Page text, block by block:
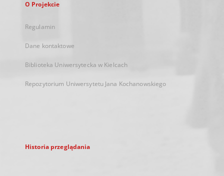
O Projekcie
Regulamin
Dane kontaktowe
Biblioteka Uniwersytecka w Kielcach
Repozytorium Uniwersytetu Jana Kochanowskiego
Historia przeglądania